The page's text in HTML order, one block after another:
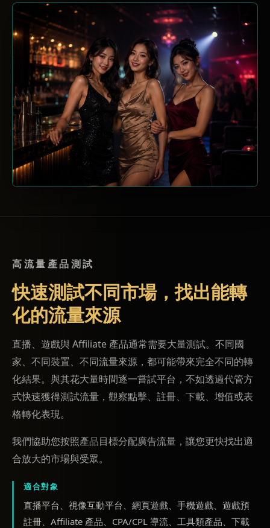
高流量產品測試
快速測試不同市場，找出能轉
化的流量來源
直播、遊戲與 Affiliate 產品通常需要大量測試。不同國
家、不同裝置、不同流量來源，都可能帶來完全不同的轉
化結果。與其花大量時間逐一嘗試平台，不如透過代管方
式快速獲得測試流量，觀察點擊、註冊、下載、增值或表
格轉化表現。
我們協助您按照產品目標分配廣告流量，讓您更快找出適
合放大的市場與受眾。
適合對象
直播平台、視像互動平台、網頁遊戲、手機遊戲、遊戲預
註冊、Affiliate 產品、CPA/CPL 導流、工具類產品、下載